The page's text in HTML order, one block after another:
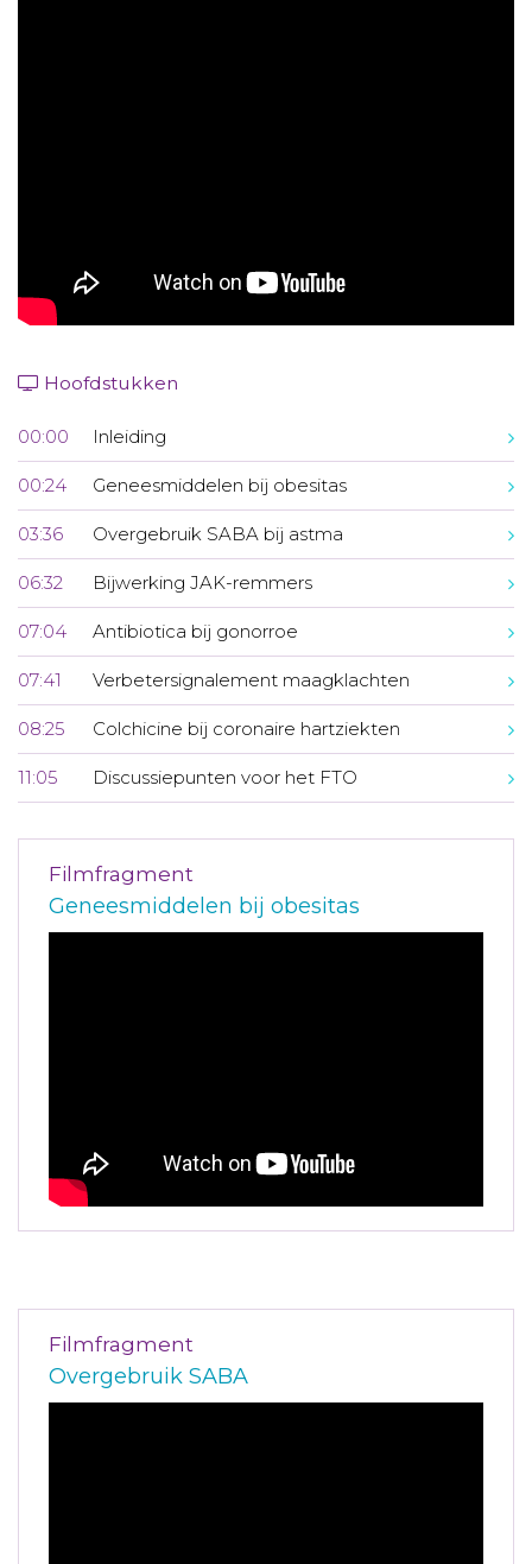
Hoofdstukken
00:00 Inleiding
00:24 Geneesmiddelen bij obesitas
03:36 Overgebruik SABA bij astma
06:32 Bijwerking JAK-remmers
07:04 Antibiotica bij gonorroe
07:41 Verbetersignalement maagklachten
08:25 Colchicine bij coronaire hartziekten
11:05 Discussiepunten voor het FTO
Filmfragment
Geneesmiddelen bij obesitas
Filmfragment
Overgebruik SABA